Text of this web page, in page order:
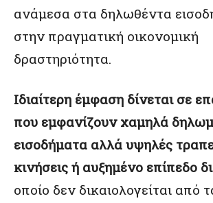
ανάμεσα στα δηλωθέντα
στην πραγματική οικονομική
δραστηριότητα.
Ιδιαίτερη έμφαση δίνεται σε
που εμφανίζουν χαμηλά
εισοδήματα αλλά υψηλές
κινήσεις ή αυξημένο επίπεδο
οποίο δεν δικαιολογείται από